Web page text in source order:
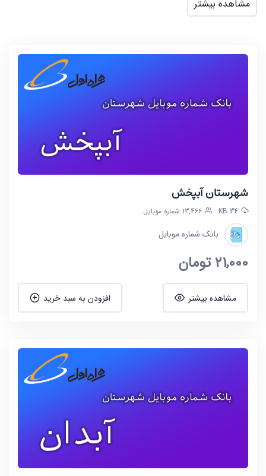
مشاهده بیشتر
شهرستان آبپخش
34 KB 13,466 شماره موبایل
بانک شماره موبایل
21,000تومان
مشاهده بیشتر افزودن به سبد خرید